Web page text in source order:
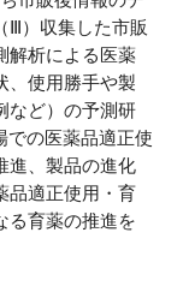
Ⅲ）収集した市販
解析による医薬
、使用勝手や製
など）の予測研
の医薬品適正使
進、製品の進化
品適正使用・育
る育薬の推進を